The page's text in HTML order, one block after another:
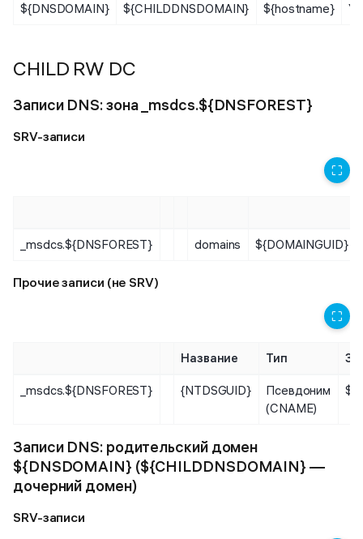
${DNSDOMAIN} ${CHILDDNSDOMAIN} ${hostname}
CHILD RW DC
Записи DNS: зона _msdcs.${DNSFOREST}
SRV-записи
⛶
_msdcs.${DNSFOREST} domains ${DOMAINGUID}
Прочие записи (не SRV)
⛶
Название Тип
_msdcs.${DNSFOREST} {NTDSGUID}
Псевдоним
(CNAME)
Записи DNS: родительский домен
${DNSDOMAIN} (${CHILDDNSDOMAIN} —
дочерний домен)
SRV-записи